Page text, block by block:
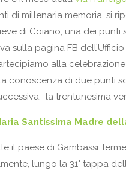
di millenaria memoria, si
di Coiano, una dei
sulla pagina FB
alla
conoscenza di due punti
la trentunesima
Santissima Madre
il paese di Gambassi
lungo la 31° tappa